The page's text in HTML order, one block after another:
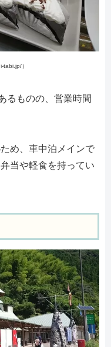
tabi.jp/）
るものの、営業時間
ため、車中泊メインで
当や軽食を持ってい